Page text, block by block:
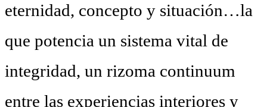
eternidad, concepto y situación…la
que potencia un sistema vital de
integridad, un rizoma continuum
entre las experiencias interiores y